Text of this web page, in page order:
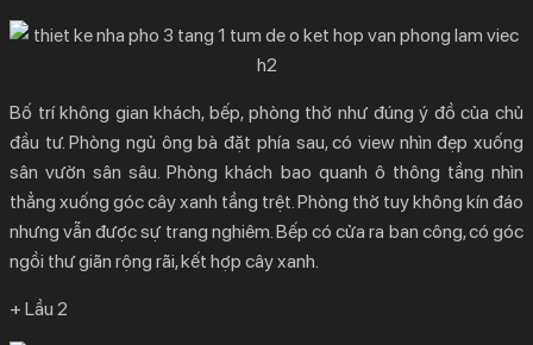
Bố trí không gian khách, bếp, phòng thờ như đúng ý đồ của chủ
đầu tư. Phòng ngủ ông bà đặt phía sau, có view nhìn đẹp xuống
sân vườn sân sâu. Phòng khách bao quanh ô thông tầng nhìn
thẳng xuống góc cây xanh tầng trệt. Phòng thờ tuy không kín đáo
nhưng vẫn được sự trang nghiêm. Bếp có cửa ra ban công, có góc
ngồi thư giãn rộng rãi, kết hợp cây xanh.
+ Lầu 2